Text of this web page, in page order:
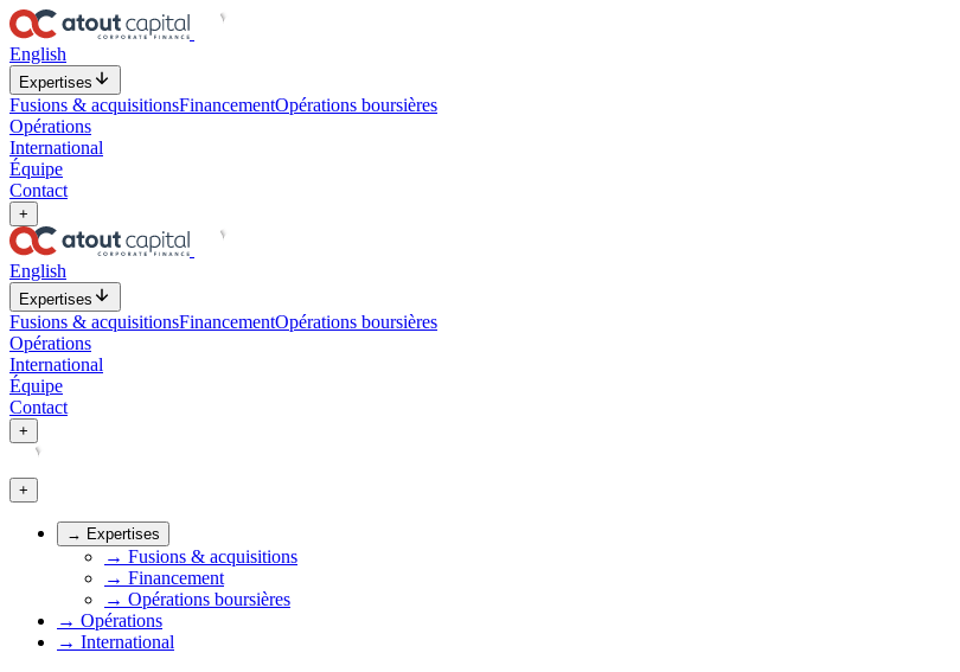
English
Expertises
Fusions & acquisitionsFinancementOpérations boursières
Opérations
International
Équipe
Contact
+
English
Expertises
Fusions & acquisitionsFinancementOpérations boursières
Opérations
International
Équipe
Contact
+
+
→ Expertises
→ Fusions & acquisitions
→ Financement
→ Opérations boursières
→ Opérations
→ International